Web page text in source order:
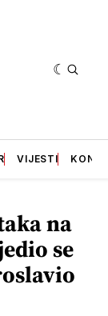
VIJESTI
na
se